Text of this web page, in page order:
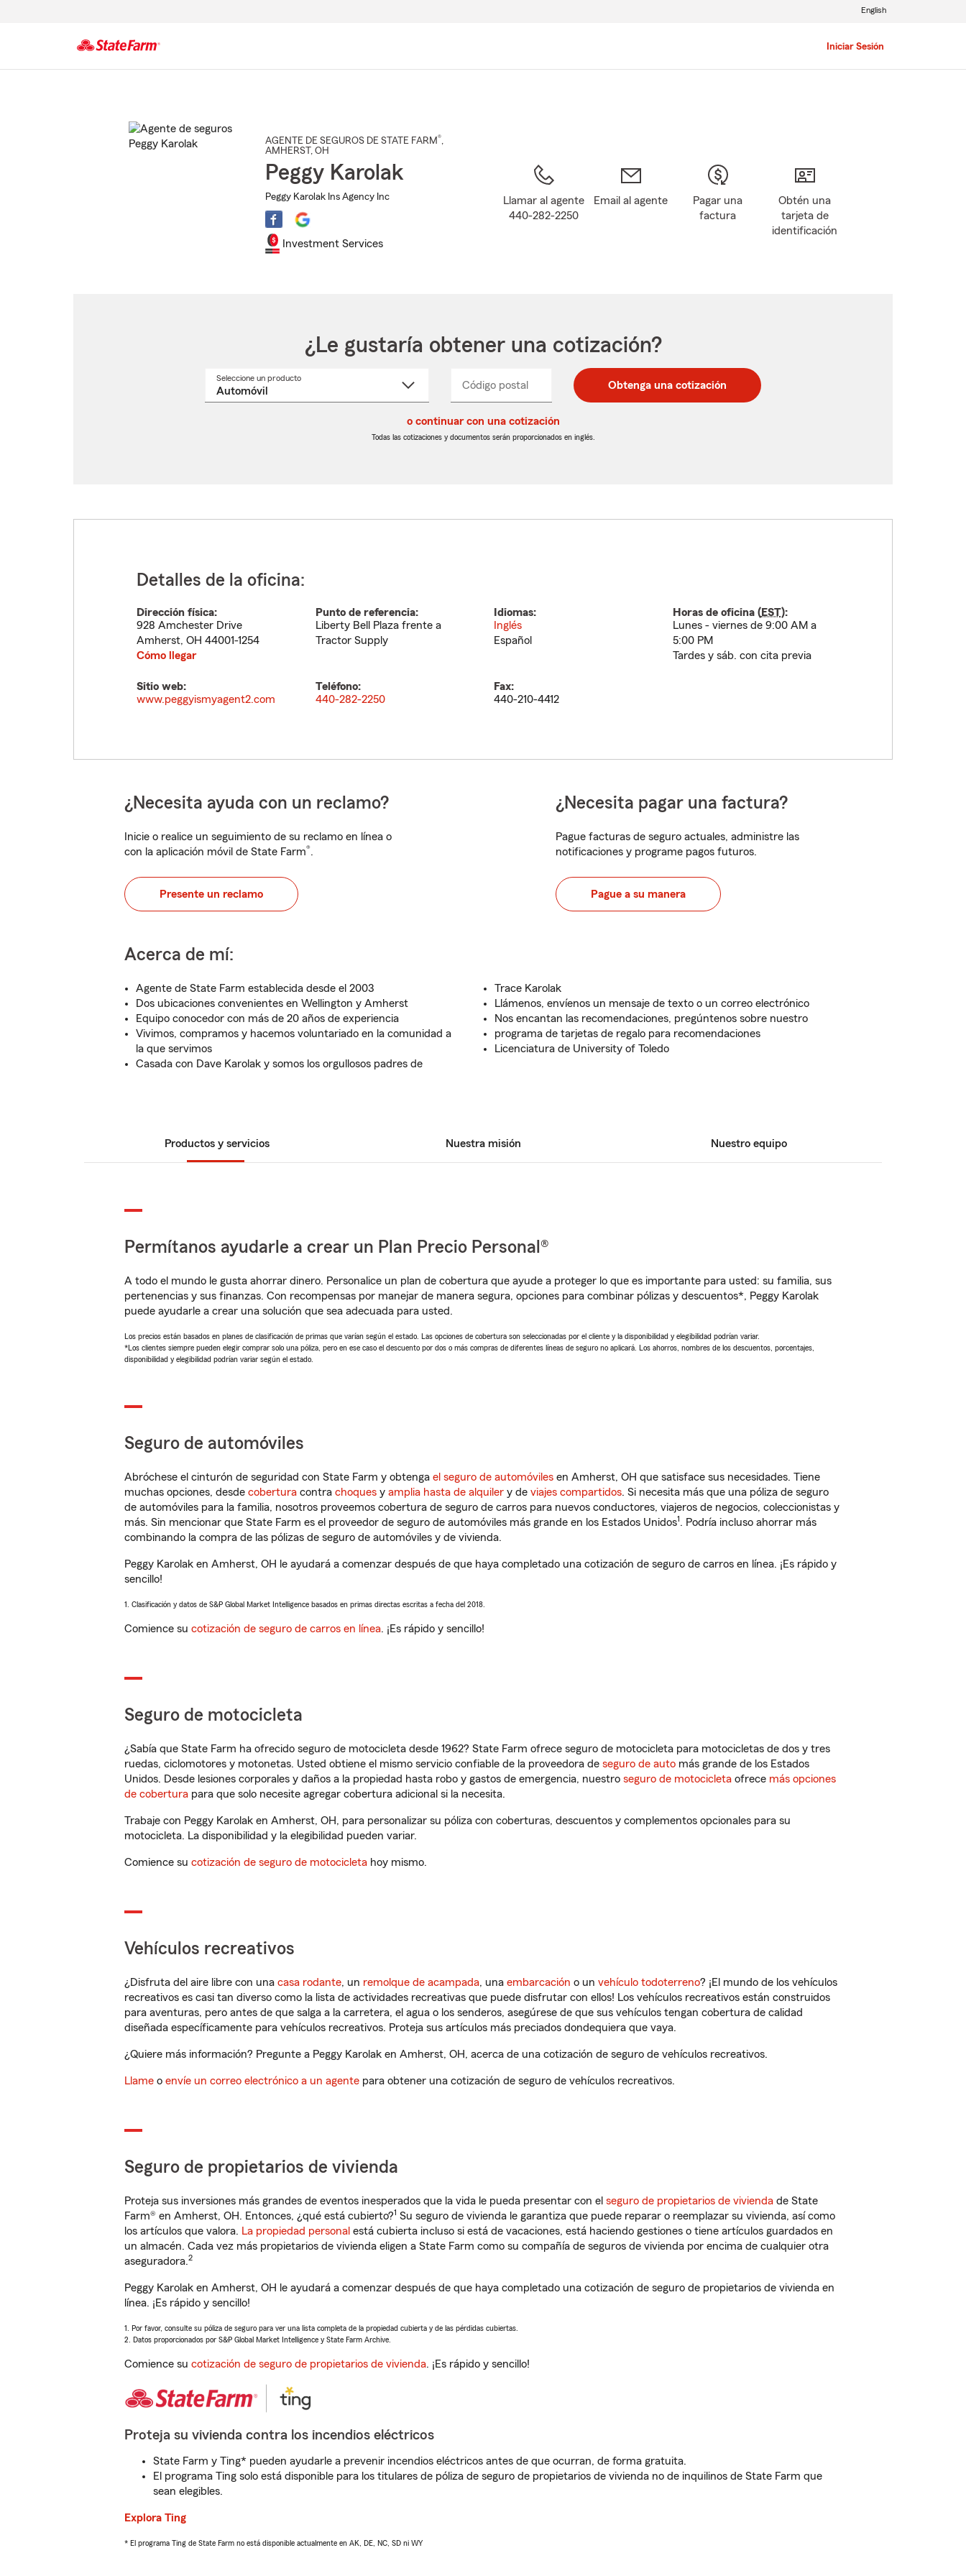
Iniciar Sesión
English
AGENTE DE SEGUROS DE STATE FARM®,
AMHERST , OH
Peggy Karolak
Peggy Karolak Ins Agency Inc
Investment Services
Llamar al agente
440-282-2250
Email al agente
Pagar una
factura
Obtén una
tarjeta de
identificación
¿Le gustaría obtener una cotización?
Seleccione un productoSeleccione
Código postal
postal
de
postal
de
_____ Obtenga una cotización
o continuar con una cotización
Todas las cotizaciones y documentos serán proporcionados en inglés.
Detalles de la oficina:
Dirección física:
928 Amchester Drive
Amherst, OH 44001-1254
Cómo llegar
Punto de referencia:
Liberty Bell Plaza frente a
Tractor Supply
Idiomas:
Inglés
Español
Horas de oficina (EST):
Lunes - viernes de 9:00 AM a
5:00 PM
Tardes y sáb. con cita previa
Sitio web:
www.peggyismyagent2.com
Teléfono:
440-282-2250
Fax:
440-210-4412
¿Necesita ayuda con un reclamo?
Inicie o realice un seguimiento de su reclamo en línea o
con la aplicación móvil de State Farm®.
Presente un reclamo
¿Necesita pagar una factura?
Pague facturas de seguro actuales, administre las
notificaciones y programe pagos futuros.
Pague a su manera
Acerca de mí:
Agente de State Farm establecida desde el 2003
Dos ubicaciones convenientes en Wellington y Amherst
Equipo conocedor con más de 20 años de experiencia
Vivimos, compramos y hacemos voluntariado en la comunidad a
la que servimos
Casada con Dave Karolak y somos los orgullosos padres de
Trace Karolak
Llámenos, envíenos un mensaje de texto o un correo electrónico
Nos encantan las recomendaciones, pregúntenos sobre nuestro
programa de tarjetas de regalo para recomendaciones
Licenciatura de University of Toledo
Productos y servicios Nuestra misión Nuestro equipo
Permítanos ayudarle a crear un Plan Precio Personal®
A todo el mundo le gusta ahorrar dinero. Personalice un plan de cobertura que ayude a proteger lo que es importante para usted: su familia, sus
pertenencias y sus finanzas. Con recompensas por manejar de manera segura, opciones para combinar pólizas y descuentos*, Peggy Karolak
puede ayudarle a crear una solución que sea adecuada para usted.
Los precios están basados en planes de clasificación de primas que varían según el estado. Las opciones de cobertura son seleccionadas por el cliente y la disponibilidad y elegibilidad podrían variar.
*Los clientes siempre pueden elegir comprar solo una póliza, pero en ese caso el descuento por dos o más compras de diferentes líneas de seguro no aplicará. Los ahorros, nombres de los descuentos, porcentajes,
disponibilidad y elegibilidad podrían variar según el estado.
Seguro de automóviles
Abróchese el cinturón de seguridad con State Farm y obtenga el seguro de automóviles en Amherst, OH que satisface sus necesidades. Tiene
muchas opciones, desde cobertura contra choques y amplia hasta de alquiler y de viajes compartidos. Si necesita más que una póliza de seguro
de automóviles para la familia, nosotros proveemos cobertura de seguro de carros para nuevos conductores, viajeros de negocios, coleccionistas y
más. Sin mencionar que State Farm es el proveedor de seguro de automóviles más grande en los Estados Unidos1. Podría incluso ahorrar más
combinando la compra de las pólizas de seguro de automóviles y de vivienda.
Peggy Karolak en Amherst, OH le ayudará a comenzar después de que haya completado una cotización de seguro de carros en línea. ¡Es rápido y
sencillo!
1. Clasificación y datos de S&P Global Market Intelligence basados en primas directas escritas a fecha del 2018.
Comience su cotización de seguro de carros en línea. ¡Es rápido y sencillo!
Seguro de motocicleta
¿Sabía que State Farm ha ofrecido seguro de motocicleta desde 1962? State Farm ofrece seguro de motocicleta para motocicletas de dos y tres
ruedas, ciclomotores y motonetas. Usted obtiene el mismo servicio confiable de la proveedora de seguro de auto más grande de los Estados
Unidos. Desde lesiones corporales y daños a la propiedad hasta robo y gastos de emergencia, nuestro seguro de motocicleta ofrece más opciones
de cobertura para que solo necesite agregar cobertura adicional si la necesita.
Trabaje con Peggy Karolak en Amherst, OH, para personalizar su póliza con coberturas, descuentos y complementos opcionales para su
motocicleta. La disponibilidad y la elegibilidad pueden variar.
Comience su cotización de seguro de motocicleta hoy mismo.
Vehículos recreativos
¿Disfruta del aire libre con una casa rodante, un remolque de acampada, una embarcación o un vehículo todoterreno? ¡El mundo de los vehículos
recreativos es casi tan diverso como la lista de actividades recreativas que puede disfrutar con ellos! Los vehículos recreativos están construidos
para aventuras, pero antes de que salga a la carretera, el agua o los senderos, asegúrese de que sus vehículos tengan cobertura de calidad
diseñada específicamente para vehículos recreativos. Proteja sus artículos más preciados dondequiera que vaya.
¿Quiere más información? Pregunte a Peggy Karolak en Amherst, OH, acerca de una cotización de seguro de vehículos recreativos.
Llame o envíe un correo electrónico a un agente para obtener una cotización de seguro de vehículos recreativos.
Seguro de propietarios de vivienda
Proteja sus inversiones más grandes de eventos inesperados que la vida le pueda presentar con el seguro de propietarios de vivienda de State
Farm® en Amherst, OH. Entonces, ¿qué está cubierto?1 Su seguro de vivienda le garantiza que puede reparar o reemplazar su vivienda, así como
los artículos que valora. La propiedad personal está cubierta incluso si está de vacaciones, está haciendo gestiones o tiene artículos guardados en
un almacén. Cada vez más propietarios de vivienda eligen a State Farm como su compañía de seguros de vivienda por encima de cualquier otra
aseguradora.2
Peggy Karolak en Amherst, OH le ayudará a comenzar después de que haya completado una cotización de seguro de propietarios de vivienda en
línea. ¡Es rápido y sencillo!
1. Por favor, consulte su póliza de seguro para ver una lista completa de la propiedad cubierta y de las pérdidas cubiertas.
2. Datos proporcionados por S&P Global Market Intelligence y State Farm Archive.
Comience su cotización de seguro de propietarios de vivienda. ¡Es rápido y sencillo!
Proteja su vivienda contra los incendios eléctricos
State Farm y Ting* pueden ayudarle a prevenir incendios eléctricos antes de que ocurran, de forma gratuita.
El programa Ting solo está disponible para los titulares de póliza de seguro de propietarios de vivienda no de inquilinos de State Farm que
sean elegibles.
Explora Ting
* El programa Ting de State Farm no está disponible actualmente en AK, DE, NC, SD ni WY